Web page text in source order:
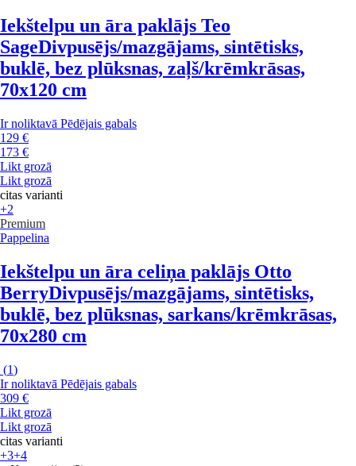
Iekštelpu un āra paklājs Teo
SageDivpusējs/mazgājams, sintētisks,
buklē, bez plūksnas, zaļš/krēmkrāsas,
70x120 cm
Ir noliktavā Pēdējais gabals
129 €
173 €
Likt grozā
Likt grozā
citas varianti
+2
Premium
Pappelina
Iekštelpu un āra celiņa paklājs Otto
BerryDivpusējs/mazgājams, sintētisks,
buklē, bez plūksnas, sarkans/krēmkrāsas,
70x280 cm
(1)
Ir noliktavā Pēdējais gabals
309 €
Likt grozā
Likt grozā
citas varianti
+3+4